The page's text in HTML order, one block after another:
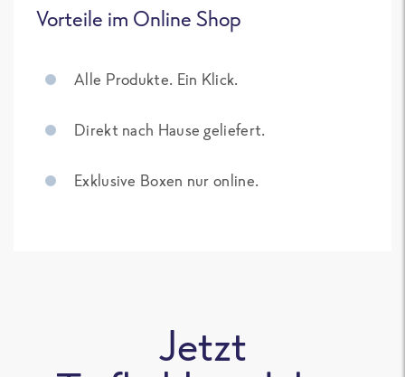
Vorteile im Online Shop
Alle Produkte. Ein Klick.
Direkt nach Hause geliefert.
Exklusive Boxen nur online.
Jetzt